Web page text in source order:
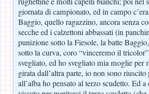
giornata di campionato, ed in campo
Baggio, quello ragazzino, ancora senza
secche ed i calzettoni abbassati (in
punizione sotto la Fiesole, la batte
sotto la curva, coro “vinceremo il
svegliato, ed ho svegliato mia moglie per
girata dall’altra parte, io non sono
all’alba ho pensato al terzo scudetto. Ed